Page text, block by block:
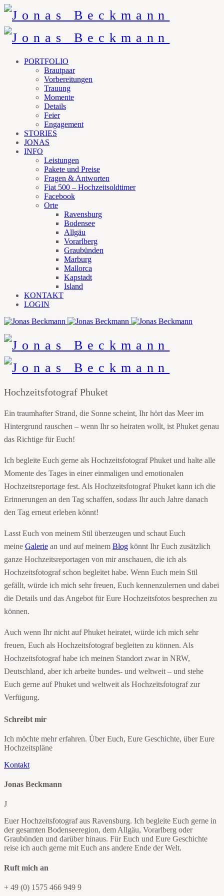
PORTFOLIO
Brautpaar
Vorbereitungen
Trauung
Momente
Details
Feier
Engagement
STORIES
JONAS
INFO
Leistungen
Pakete und Preise
Fragen & Antworten
Fiat 500 – Hochzeitsoldtimer
Facebook
Orte
Ravensburg
Bodensee
Allgäu
Vorarlberg
Graubünden
Marburg
Mallorca
Kapstadt
Island
KONTAKT
LOGIN
Hochzeitsfotograf Phuket
Ein traumhafter Strand, die Sonne scheint, Ihr hört das Meer im
Hintergrund rauschen – wenn Ihr so heiraten wollt, ist Phuket genau
das Richtige für Euch!
Ich begleite Euch gerne als Hochzeitsfotograf Phuket und halte alle
Momente des Tages in einer einmaligen und emotionalen
Hochzeitsreportage fest. Als Hochzeitsfotograf Phuket kann ich die
Erinnerungen an den Tag schaffen, sodass Ihr auch Jahre danach
den Tag erneut erleben könnt!
Lasst Euch von meinem Stil überzeugen und schaut Euch
meine Galerie an und auf meinem Blog könnt Ihr Euch zusätzlich
ganze Hochzeitsreportagen von mir anschauen, die ich als
Hochzeitsfotograf schon begleitet habe. Wenn Euch mein Stil
gefällt, würde ich mich sehr freuen, Euch kennenzulernen und dabei
die Details und das Angebot für Eure Hochzeitsfotos besprechen zu
können.
Auch wenn Ihr nicht auf Phuket heiratet, würde ich mich sehr
freuen, Euch als Hochzeitsfotograf begleiten zu können. Als
Hochzeitsfotograf habe ich meinen Standort zwar in NRW,
Deutschland, aber ich arbeite bundes- und weltweit – und stehe
Euch gerne auf Phuket und weltweit als Hochzeitsfotograf zur
Verfügung.
Schreibt mir
Ich möchte mehr erfahren. Über Euch, Eure Geschichte, über Eure
Hochzeitspläne
Kontakt
Jonas Beckmann
J
Euer Hochzeitsfotograf aus Ravensburg. Ich begleite Euch gerne in
der gesamten Bodenseeregion, dem Allgäu, Vorarlberg oder
Graubünden und darüber hinaus. Für Euch und Eure Geschichte
reise ich auch gerne mit Euch ans andere Ende der Welt.
Ruft mich an
+ 49 (0) 1575 466 949 9